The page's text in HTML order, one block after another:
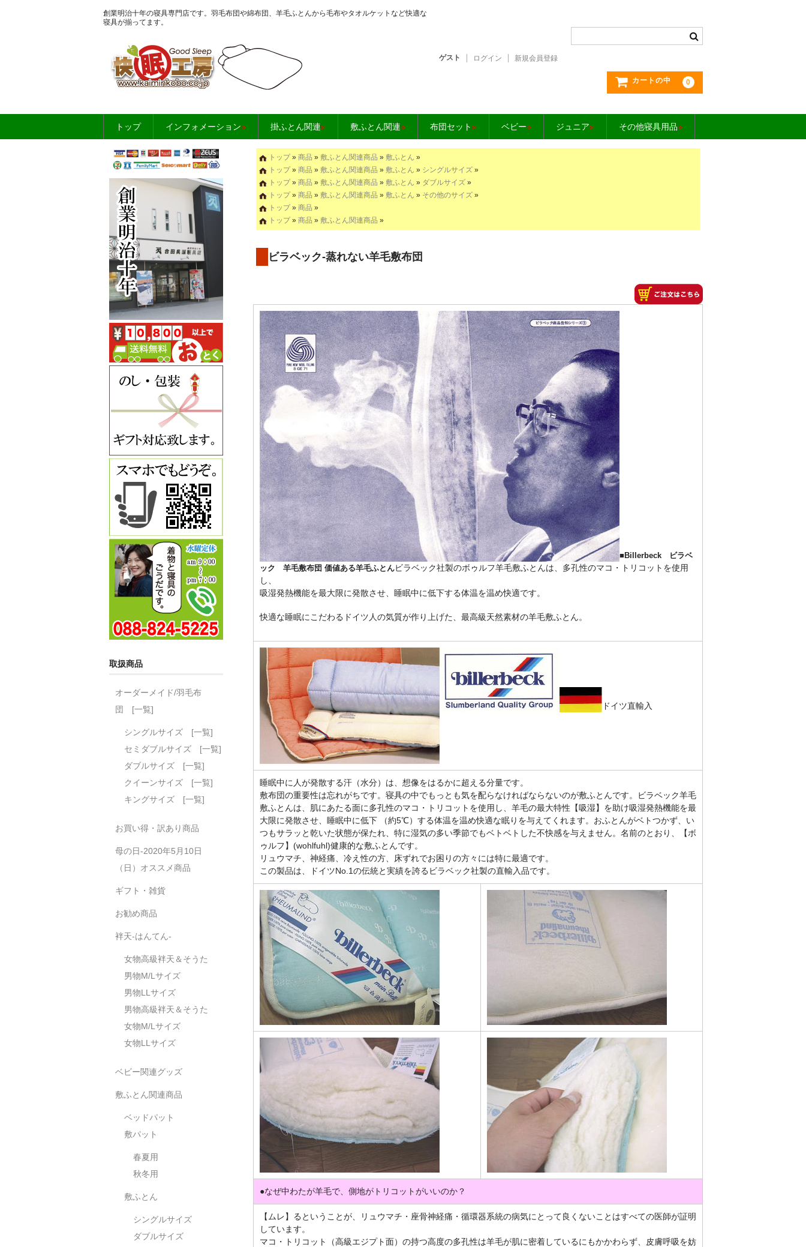
創業明治十年の寝具専門店です。羽毛布団や綿布団、羊毛ふとんから毛布やタオルケットなど快適な
寝具が揃ってます。
ゲスト ログイン 新規会員登録
カートの中 0
トップ インフォメーション» 掛ふとん関連» 敷ふとん関連» 布団セット» ベビー» ジュニア» その他寝具用品»
トップ» 商品 » 敷ふとん関連商品 » 敷ふとん »
トップ» 商品 » 敷ふとん関連商品 » 敷ふとん » シングルサイズ »
トップ» 商品 » 敷ふとん関連商品 » 敷ふとん » ダブルサイズ »
トップ» 商品 » 敷ふとん関連商品 » 敷ふとん » その他のサイズ »
トップ» 商品 »
トップ» 商品 » 敷ふとん関連商品 »
ビラベック-蒸れない羊毛敷布団
■Billerbeck ビラベ
ック 羊毛敷布団 価値ある羊毛ふとんビラベック社製のボゥルフ羊毛敷ふとんは、多孔性のマコ・トリコットを使用
し、
吸湿発熱機能を最大限に発散させ、睡眠中に低下する体温を温め快適です。
快適な睡眠にこだわるドイツ人の気質が作り上げた、最高級天然素材の羊毛敷ふとん。
ドイツ直輸入
睡眠中に人が発散する汗（水分）は、想像をはるかに超える分量です。
敷布団の重要性は忘れがちです。寝具の中でもっとも気を配らなければならないのが敷ふとんです。
ビラベック羊毛
敷ふとんは、肌にあたる面に多孔性のマコ・トリコットを使用し、羊毛の最大特性【吸湿】を助け吸湿発熱機能を最
大限に発散させ、睡眠中に低下 （約5℃）する体温を温め快適な眠りを与えてくれます。おふとんがベトつかず、い
つもサラッと乾いた状態が保たれ、特に湿気の多い季節でもベトベトした不快感を与えません。 名前のとおり、【ボ
ゥルフ】(wohlfuhl)健康的な敷ふとんです。
リュウマチ、神経痛、冷え性の方、床ずれでお困りの方々には特に最適です。
この製品は、ドイツNo.1の伝統と実績を誇るビラベック社製の直輸入品です。
●なぜ中わたが羊毛で、側地がトリコットがいいのか？
【ムレ】るということが、リュウマチ・座骨神経痛・循環器系統の病気にとって良くないことはすべての医師が証明
しています。
マコ・トリコット（高級エジプト面）の持つ高度の多孔性は羊毛が肌に密着しているにもかかわらず、皮膚呼吸を妨
取扱商品
オーダーメイド/羽毛布
団 [一覧]
シングルサイズ [一覧]
セミダブルサイズ [一覧]
ダブルサイズ [一覧]
クイーンサイズ [一覧]
キングサイズ [一覧]
お買い得・訳あり商品
母の日-2020年5月10日
（日）オススメ商品
ギフト・雑貨
お勧め商品
袢天-はんてん-
女物高級袢天＆そうた
男物M/Lサイズ
男物LLサイズ
男物高級袢天＆そうた
女物M/Lサイズ
女物LLサイズ
ベビー関連グッズ
敷ふとん関連商品
ベッドパット
敷パット
春夏用
秋冬用
敷ふとん
シングルサイズ
ダブルサイズ